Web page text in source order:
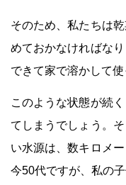
そのため、私たちは
めておかなければな
できて家で溶かして使
このような状態が続
てしまうでしょう。
い水源は、数キロメ
今50代ですが、私の